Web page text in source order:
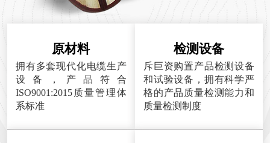
原材料
拥有多套现代化电缆生产
设备，产品符合
ISO9001:2015质量管理体
系标准
检测设备
斥巨资购置产品检测设备
和试验设备，拥有科学严
格的产品质量检测能力和
质量检测制度